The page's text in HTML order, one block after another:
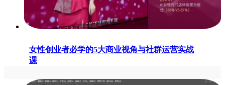
女性创业者必学的5大商业视角与社群运营实战
课